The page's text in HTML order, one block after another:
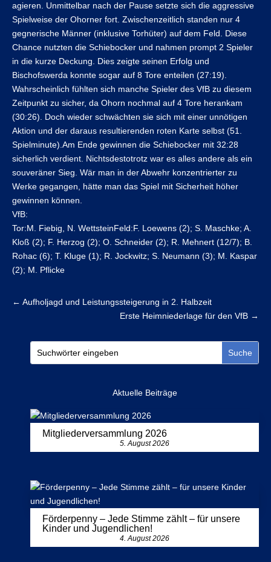
agieren. Unmittelbar nach der Pause setzte sich die aggressive
Spielweise der Ohorner fort. Zwischenzeitlich standen nur 4
gegnerische Männer (inklusive Torhüter) auf dem Feld. Diese
Chance nutzten die Schiebocker und nahmen prompt 2 Spieler
in die kurze Deckung. Dies zeigte seinen Erfolg und
Bischofswerda konnte sogar auf 8 Tore enteilen (27:19).
Wahrscheinlich fühlten sich manche Spieler des VfB zu diesem
Zeitpunkt zu sicher, da Ohorn nochmal auf 4 Tore herankam
(30:26). Doch wieder schwächten sie sich mit einer unnötigen
Aktion und der daraus resultierenden roten Karte selbst (51.
Spielminute).Am Ende gewinnen die Schiebocker mit 32:28
sicherlich verdient. Nichtsdestotrotz war es alles andere als ein
souveräner Sieg. Wär man in der Abwehr konzentrierter zu
Werke gegangen, hätte man das Spiel mit Sicherheit höher
gewinnen können.
VfB:
Tor:M. Fiebig, N. WettsteinFeld:F. Loewens (2); S. Maschke; A.
Kloß (2); F. Herzog (2); O. Schneider (2); R. Mehnert (12/7); B.
Rohac (6); T. Kluge (1); R. Jockwitz; S. Neumann (3); M. Kaspar
(2); M. Pflicke
← Aufholjagd und Leistungssteigerung in 2. Halbzeit
Erste Heimniederlage für den VfB →
Aktuelle Beiträge
Mitgliederversammlung 2026
5. August 2026
Förderpenny – Jede Stimme zählt – für unsere
Kinder und Jugendlichen!
4. August 2026